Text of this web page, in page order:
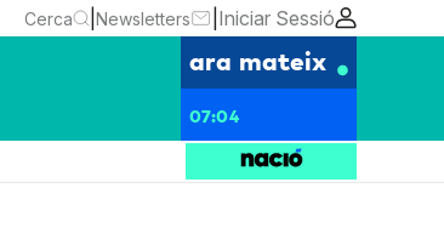
Cerca Newsletters Iniciar Sessió
ara mateix
07:04